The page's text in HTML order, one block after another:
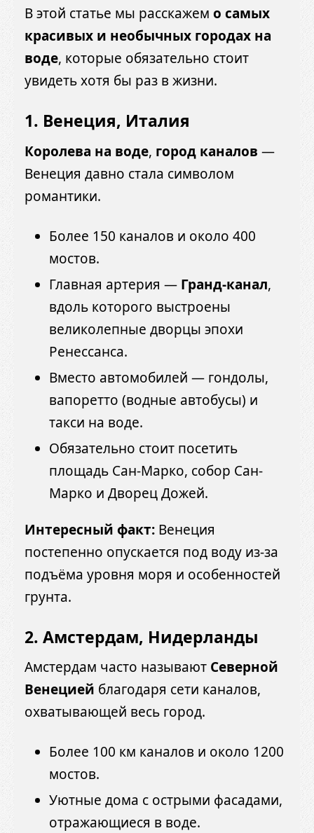
В этой статье мы расскажем о самых
красивых и необычных городах на
воде, которые обязательно стоит
увидеть хотя бы раз в жизни.
1. Венеция, Италия
Королева на воде, город каналов —
Венеция давно стала символом
романтики.
Более 150 каналов и около 400
мостов.
Главная артерия — Гранд-канал,
вдоль которого выстроены
великолепные дворцы эпохи
Ренессанса.
Вместо автомобилей — гондолы,
вапоретто (водные автобусы) и
такси на воде.
Обязательно стоит посетить
площадь Сан-Марко, собор Сан-
Марко и Дворец Дожей.
Интересный факт: Венеция
постепенно опускается под воду из-за
подъёма уровня моря и особенностей
грунта.
2. Амстердам, Нидерланды
Амстердам часто называют Северной
Венецией благодаря сети каналов,
охватывающей весь город.
Более 100 км каналов и около 1200
мостов.
Уютные дома с острыми фасадами,
отражающиеся в воде.